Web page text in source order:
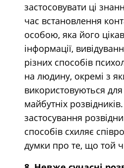
застосовувати ці
час встановлення
особою, яка його
інформації,
різних способів
на людину, окремі з
використовуються
майбутніх
застосування
способів схиляє
думки про те, що той